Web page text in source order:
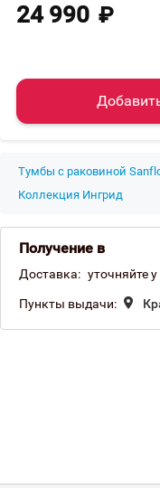
24 990 ₽
Тумбы с раковиной
Коллекция Ингрид
Получение в
Доставка: уточняйте
Пункты выдачи: